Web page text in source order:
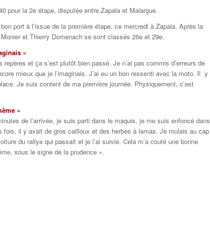
pour la 2e étape, disputée entre Zapala et Malargue.
port à l’issue de la première étape, ce mercredi à Zapala. Après la
et Thierry Domenach se sont classés 26e et 29e.
»
et ça s’est plutôt bien passé. Je n’ai pas commis d’erreurs de
mieux que je l’imaginais. J’ai eu un bon ressenti avec la moto. Il y
Je suis content de ma première journée. Physiquement, c’est
»
de l’arrivée, je suis parti dans le maquis, je me suis enfoncé dans
fois, il y avait de gros cailloux et des herbes à lamas. Je roulais au cap
du rallye qui passait et je l’ai suivie. Cela m’a couté une bonne
sous le signe de la prudence ».